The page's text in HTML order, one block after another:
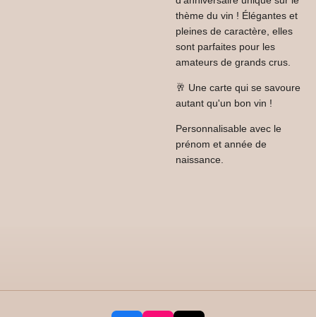
thème du vin ! Élégantes et
pleines de caractère, elles
sont parfaites pour les
amateurs de grands crus.
🥂 Une carte qui se savoure
autant qu'un bon vin !
Personnalisable avec le
prénom et année de
naissance.